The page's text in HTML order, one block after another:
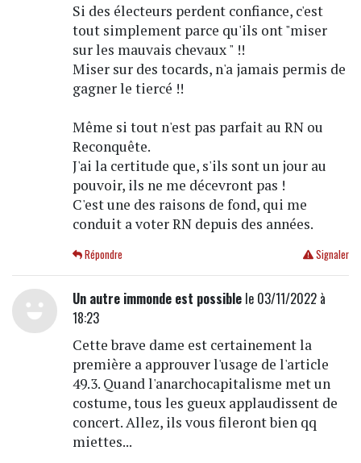
Si des électeurs perdent confiance, c'est
tout simplement parce qu'ils ont "miser
sur les mauvais chevaux " !!
Miser sur des tocards, n'a jamais permis de
gagner le tiercé !!
Même si tout n'est pas parfait au RN ou
Reconquête.
J'ai la certitude que, s'ils sont un jour au
pouvoir, ils ne me décevront pas !
C'est une des raisons de fond, qui me
conduit a voter RN depuis des années.
Signaler
Répondre
Un autre immonde est possiblele 03/11/2022 à
18:23
Cette brave dame est certainement la
première a approuver l'usage de l'article
49.3. Quand l'anarchocapitalisme met un
costume, tous les gueux applaudissent de
concert. Allez, ils vous fileront bien qq
miettes...